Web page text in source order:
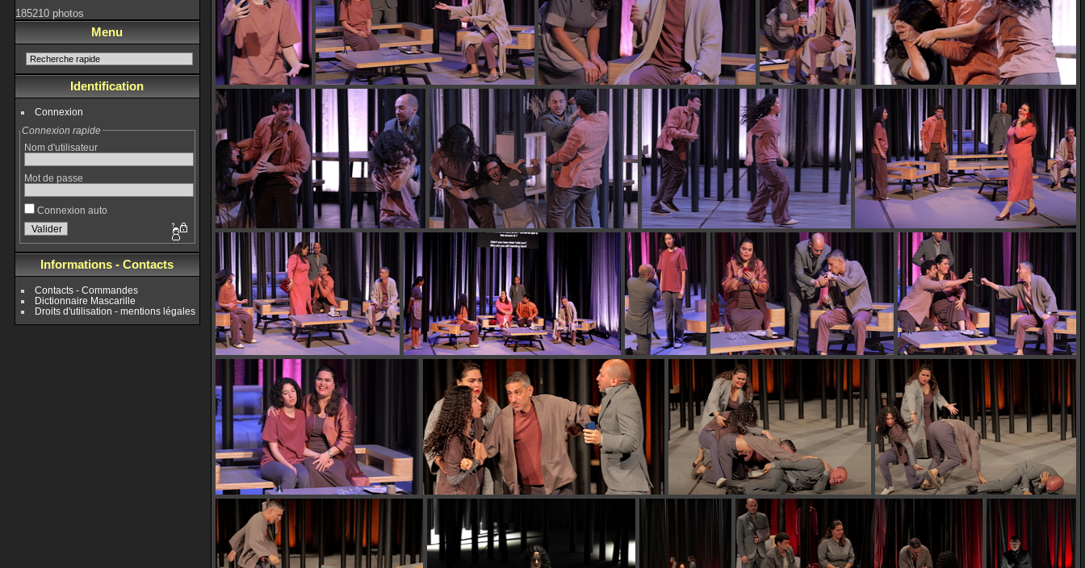
185210 photos
Menu
Identification
Connexion
Connexion rapide
Nom d'utilisateur
Mot de passe
Connexion auto
Informations - Contacts
Contacts - Commandes
Dictionnaire Mascarille
Droits d'utilisation - mentions légales